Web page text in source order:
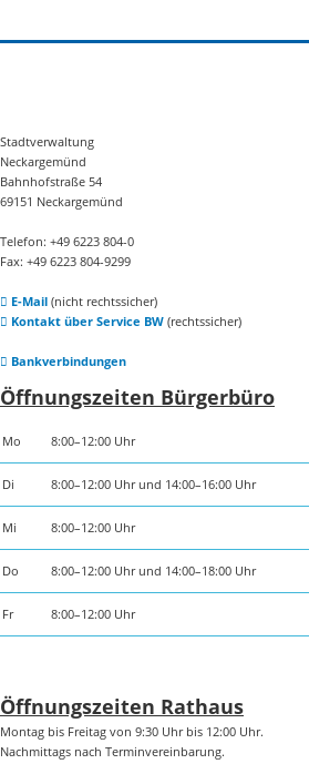
Stadtverwaltung
Neckargemünd
Bahnhofstraße 54
69151 Neckargemünd
Telefon: +49 6223 804-0
Fax: +49 6223 804-9299
E-Mail(nicht rechtssicher)
Kontakt über Service BW(rechtssicher)
Bankverbindungen
Öffnungszeiten Bürgerbüro
Mo 8:00–12:00 Uhr
Di 8:00–12:00 Uhr und 14:00–16:00 Uhr
Mi 8:00–12:00 Uhr
Do 8:00–12:00 Uhr und 14:00–18:00 Uhr
Fr 8:00–12:00 Uhr
Öffnungszeiten Rathaus
Montag bis Freitag von 9:30 Uhr bis 12:00 Uhr.
Nachmittags nach Terminvereinbarung.